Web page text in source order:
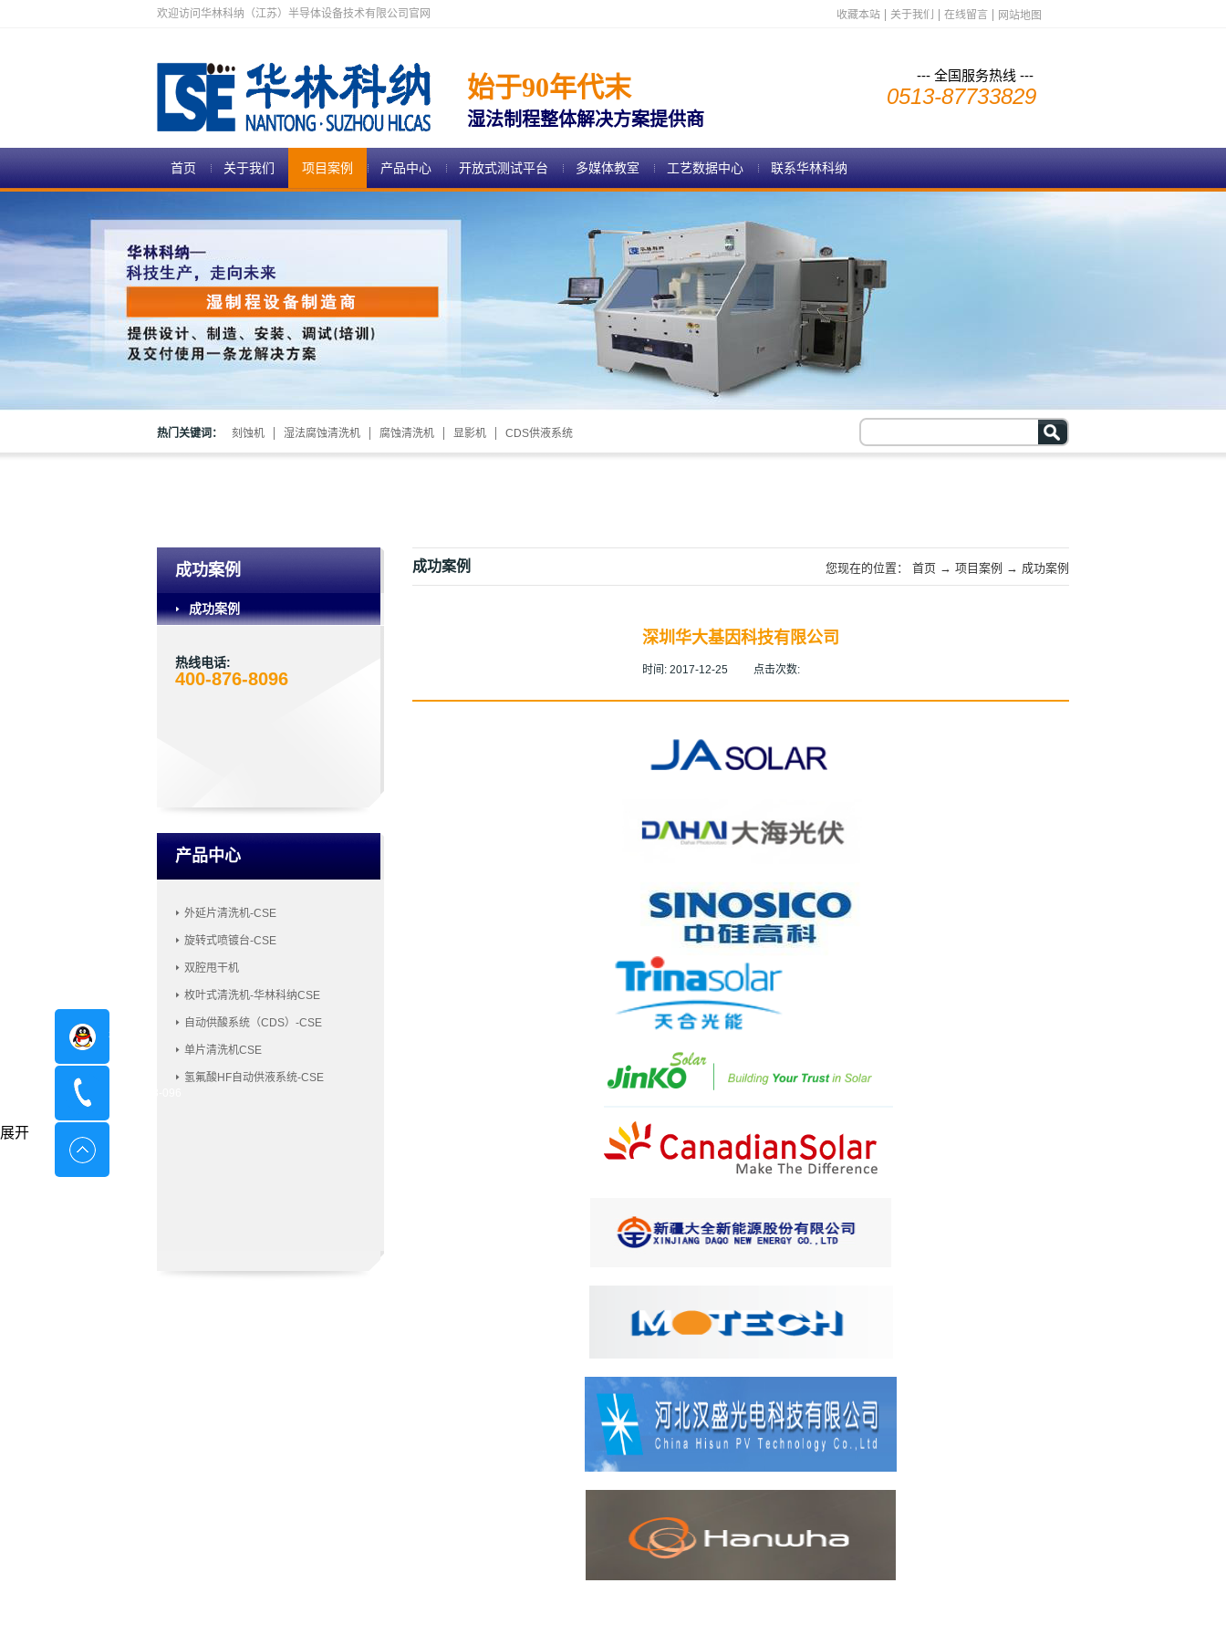
欢迎访问华林科纳（江苏）半导体设备技术有限公司官网 收藏本站 关于我们 在线留言 网站地图
始于90年代末
湿法制程整体解决方案提供商
--- 全国服务热线 ---
0513-87733829
首页 关于我们 项目案例 产品中心 开放式测试平台 多媒体教室 工艺数据中心 联系华林科纳
热门关键词： 刻蚀机 湿法腐蚀清洗机 腐蚀清洗机 显影机 CDS供液系统
成功案例
成功案例
热线电话:
400-876-8096
产品中心
外延片清洗机-CSE
旋转式喷镀台-CSE
双腔甩干机
枚叶式清洗机-华林科纳CSE
自动供酸系统（CDS）-CSE
单片清洗机CSE
氢氟酸HF自动供液系统-CSE
成功案例 您现在的位置： 首页 → 项目案例 → 成功案例
深圳华大基因科技有限公司
时间: 2017-12-25 点击次数:
在线咨询
展开